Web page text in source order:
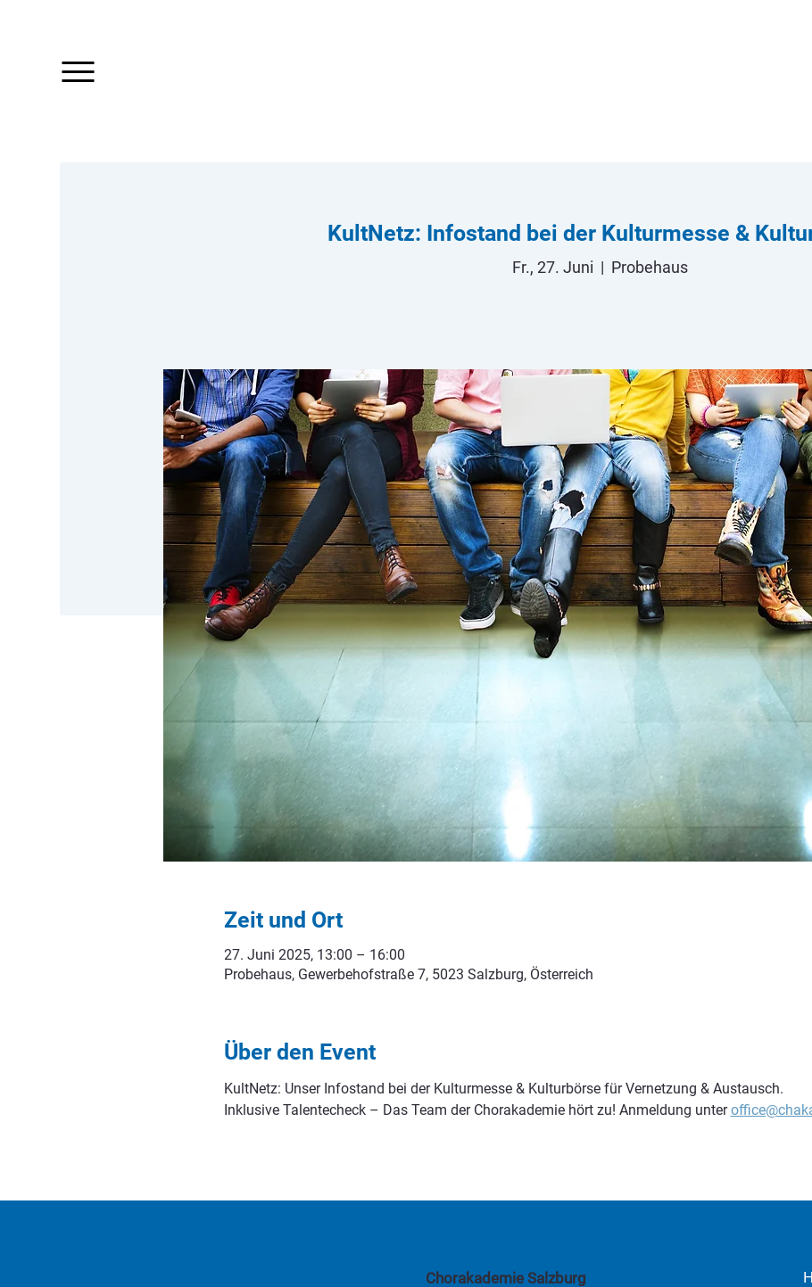
KultNetz: Infostand bei der Kulturmesse &
Fr., 27. Juni
  |
Probehaus
Zeit und Ort
27. Juni 2025, 13:00 – 16:00
Probehaus, Gewerbehofstraße 7, 5023 Salzburg, Österreich
Über den Event
KultNetz: Unser Infostand bei der Kulturmesse & Kulturbörse für Vernetzung & Austausch.
Inklusive Talentecheck – Das Team der Chorakademie hört zu! Anmeldung unter
Chorakademie Salzburg